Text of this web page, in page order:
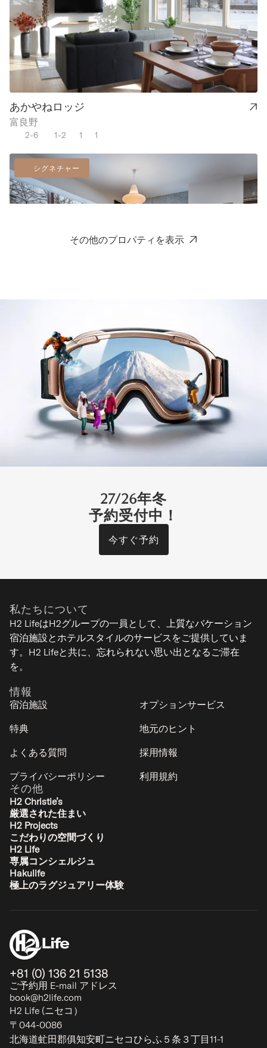
あかやねロッジ
富良野
2-6 1-2 1 1
シグネチャー
きたにし2
ローワーヒラフ
3 2 1
シグネチャー
ローワーヒラフ - ニセコ
7 3 2 1
シグネチャー
あさなぎ
ヒラフ - ニセコ
2-9 1-3
シグネチャー
その他のプロパティを表示
27/26年冬
予約受付中！
今すぐ予約
私たちについて
H2 LifeはH2グループの一員として、上質なバケーション
宿泊施設とホテルスタイルのサービスをご提供していま
す。H2 Lifeと共に、忘れられない思い出となるご滞在
を。
情報
宿泊施設
オプションサービス
特典
地元のヒント
よくある質問
採用情報
プライバシーポリシー
利用規約
その他
H2 Christie’s
厳選された住まい
H2 Projects
こだわりの空間づくり
H2 Life
専属コンシェルジュ
Hakulife
極上のラグジュアリー体験
+81 (0) 136 21 5138
ご予約用 E-mail アドレス
book@h2life.com
H2 Life (ニセコ）
〒044-0086
北海道虻田郡俱知安町ニセコひらふ５条３丁目11-1